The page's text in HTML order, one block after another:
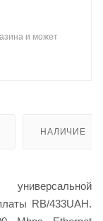
и может
НАЛИЧИЕ
RB/433UAH.